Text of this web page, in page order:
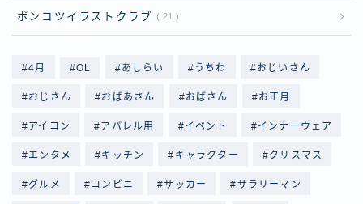
ポンコツイラストクラブ 21
4月 OL あしらい うちわ おじいさん
おじさん おばあさん おばさん お正月
アイコン アパレル用 イベント インナーウェア
エンタメ キッチン キャラクター クリスマス
グルメ コンビニ サッカー サラリーマン